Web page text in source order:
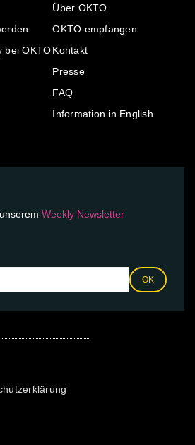
bei OKTO
Über OKTO
OKTO empfangen
Kontakt
Presse
FAQ
Information in English
Weekly Newsletter
OK